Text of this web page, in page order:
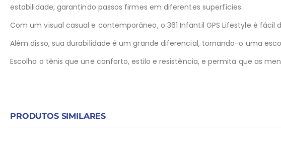
estabilidade, garantindo passos firmes em diferentes superfícies.
Com um visual casual e contemporâneo, o 361 Infantil GPS Lifestyle é
Além disso, sua durabilidade é um grande diferencial, tornando-o uma
Escolha o tênis que une conforto, estilo e resistência, e permita que as
PRODUTOS SIMILARES